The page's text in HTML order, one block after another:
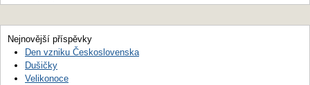
Nejnovější příspěvky
Den vzniku Československa
Dušičky
Velikonoce